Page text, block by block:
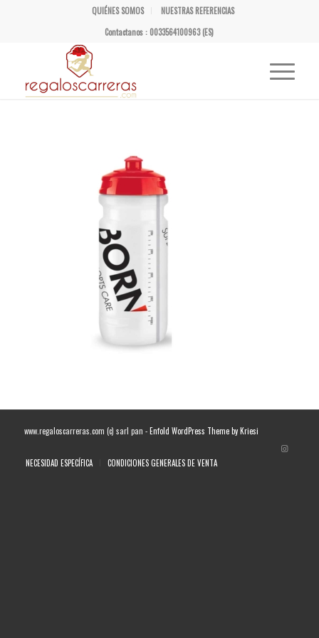
QUIÉNES SOMOS
NUESTRAS REFERENCIAS
Contactanos : 0033564100963 (ES)
www.regaloscarreras.com (c) sarl pan -Enfold WordPress Theme by Kriesi
NECESIDAD ESPECÍFICA CONDICIONES GENERALES DE VENTA